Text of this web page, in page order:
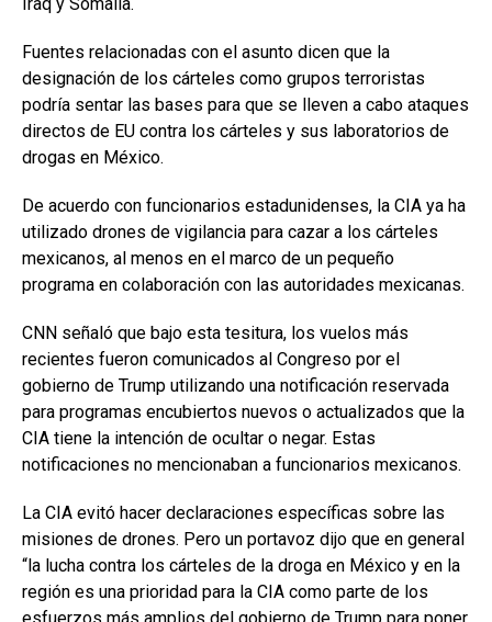
Fuentes relacionadas con el asunto dicen que la
designación de los cárteles como grupos terroristas
podría sentar las bases para que se lleven a cabo ataques
directos de EU contra los cárteles y sus laboratorios de
drogas en México.
De acuerdo con funcionarios estadunidenses, la CIA ya ha
utilizado drones de vigilancia para cazar a los cárteles
mexicanos, al menos en el marco de un pequeño
programa en colaboración con las autoridades mexicanas.
CNN señaló que bajo esta tesitura, los vuelos más
recientes fueron comunicados al Congreso por el
gobierno de Trump utilizando una notificación reservada
para programas encubiertos nuevos o actualizados que la
CIA tiene la intención de ocultar o negar. Estas
notificaciones no mencionaban a funcionarios mexicanos.
La CIA evitó hacer declaraciones específicas sobre las
misiones de drones. Pero un portavoz dijo que en general
“la lucha contra los cárteles de la droga en México y en la
región es una prioridad para la CIA como parte de los